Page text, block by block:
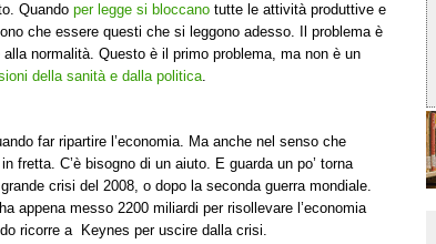
Quando per legge si bloccano tutte le attività produttive e
che essere questi che si leggono adesso. Il problema è
normalità. Questo è il primo problema, ma non è un
della sanità e dalla politica.
far ripartire l’economia. Ma anche nel senso che
fretta. C’è bisogno di un aiuto. E guarda un po’ torna
crisi del 2008, o dopo la seconda guerra mondiale.
appena messo 2200 miliardi per risollevare l’economia
ricorre a Keynes per uscire dalla crisi.